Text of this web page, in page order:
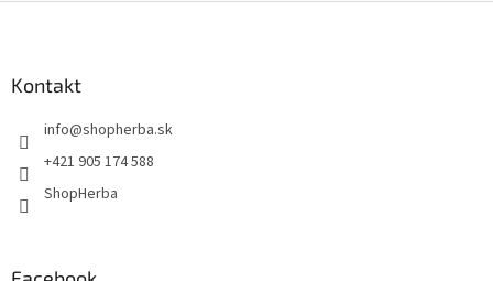
Kontakt
info@shopherba.sk
+421 905 174 588
ShopHerba